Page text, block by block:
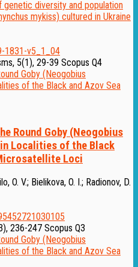
1831-v5_1_04
5(1), 29-39 Scopus Q4
Round Goby (Neogobius
Localities of the Black
Loci
O. V.; Bielikova, O. I.; Radionov, D.
236-247 Scopus Q3